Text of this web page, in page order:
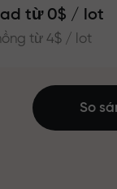
từ 0$ / lot
từ 4$ / lot
So